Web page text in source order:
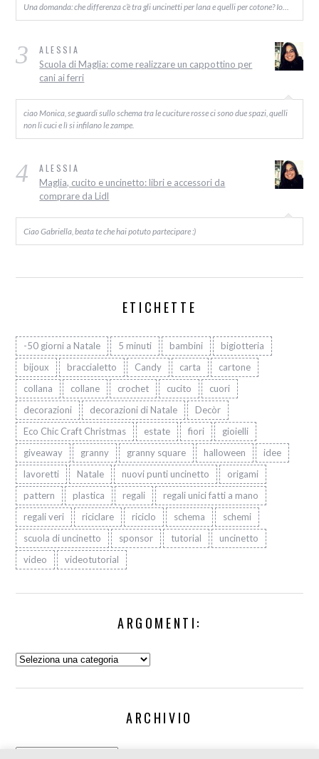
Una domanda: che differenza c’è tra gli uncinetti per lana e quelli per cotone? Io…
3 ALESSIA
Scuola di Maglia: come realizzare un cappottino per
cani ai ferri
ciao Monica, se guardi sullo schema tra le cuciture rosse ci sono due spazi, quelli
non li cuci e lì si infilano le zampe.
4 ALESSIA
Maglia, cucito e uncinetto: libri e accessori da
comprare da Lidl
Ciao Gabriella, beata te che hai potuto partecipare :)
ETICHETTE
-50 giorni a Natale 5 minuti bambini
bigiotteria
bijoux
braccialetto Candy carta
cartone
collana
collane crochet cucito
cuori
decorazioni
decorazioni di Natale
Decòr
Eco Chic Craft Christmas
estate fiori
gioielli
giveaway
granny granny square halloween
idee
lavoretti
Natale nuovi punti uncinetto
origami
pattern
plastica regali
regali unici fatti a mano
regali veri
riciclare riciclo schema
schemi
scuola di uncinetto
sponsor tutorial
uncinetto
video
videotutorial
ARGOMENTI:
Argomenti:
ARCHIVIO
Archivio